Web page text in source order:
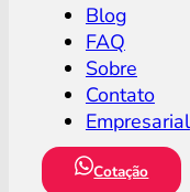
Blog
FAQ
Sobre
Contato
Empresarial
Cotação